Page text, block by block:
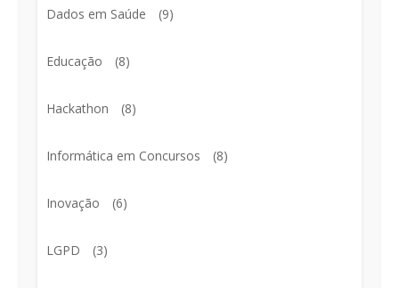
Dados em Saúde (9)
Educação (8)
Hackathon (8)
Informática em Concursos (8)
Inovação (6)
LGPD (3)